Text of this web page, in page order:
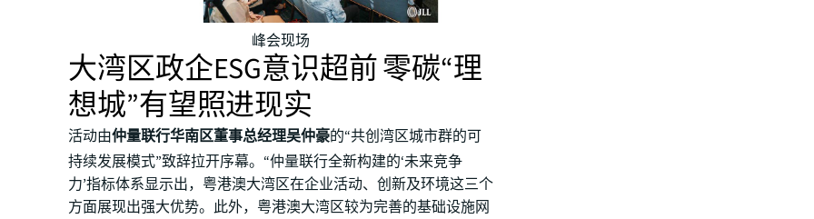
峰会现场
大湾区政企ESG意识超前 零碳“理
想城”有望照进现实
活动由仲量联行华南区董事总经理吴仲豪的“共创湾区城市群的可
持续发展模式”致辞拉开序幕。“仲量联行全新构建的‘未来竞争
力’指标体系显示出，粤港澳大湾区在企业活动、创新及环境这三个
方面展现出强大优势。此外，粤港澳大湾区较为完善的基础设施网